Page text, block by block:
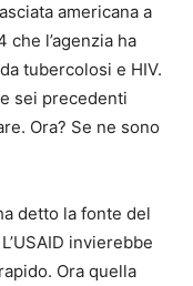
americana a
l’agenzia ha
tubercolosi e HIV.
sei precedenti
Ora? Se ne sono
detto la fonte del
invierebbe
Ora quella